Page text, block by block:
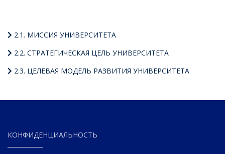
2.1. МИССИЯ УНИВЕРСИТЕТА
2.2. СТРАТЕГИЧЕСКАЯ ЦЕЛЬ УНИВЕРСИТЕТА
2.3. ЦЕЛЕВАЯ МОДЕЛЬ РАЗВИТИЯ УНИВЕРСИТЕТА
КОНФИДЕНЦИАЛЬНОСТЬ